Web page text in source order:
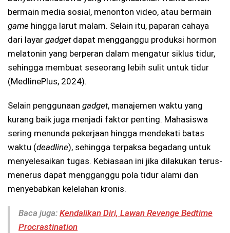
bermain media sosial, menonton video, atau bermain
game hingga larut malam. Selain itu, paparan cahaya
dari layar gadgetdapat mengganggu produksi hormon
melatonin yang berperan dalam mengatur siklus tidur,
sehingga membuat seseorang lebih sulit untuk tidur
(MedlinePlus, 2024).
Selain penggunaan gadget, manajemen waktu yang
kurang baik juga menjadi faktor penting. Mahasiswa
sering menunda pekerjaan hingga mendekati batas
waktu (deadline), sehingga terpaksa begadang untuk
menyelesaikan tugas. Kebiasaan ini jika dilakukan terus-
menerus dapat mengganggu pola tidur alami dan
menyebabkan kelelahan kronis.
Baca juga: Kendalikan Diri, Lawan Revenge Bedtime
Procrastination